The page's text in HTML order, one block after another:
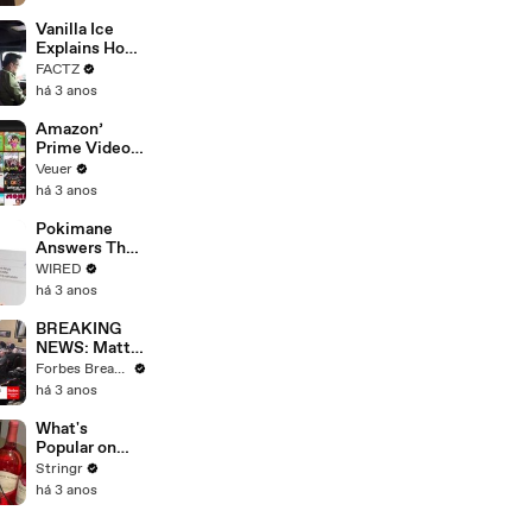
Potential
Merger
Vanilla Ice
Explains How
the 90’s
Shaped
FACTZ
há 3 anos
Amazon’
Prime Video
Will Show
Commercials
Year
Veuer
há 3 anos
Pokimane
Answers The
Web's Most
Searched
WIRED
há 3 anos
BREAKING
NEWS: Matt
Gaetz Tells
House
'I'm Not Going
To Vote For A
Continuing
Resolution'
Forbes Breaking News
há 3 anos
What's
Popular on
Uber Eats?
Stringr
há 3 anos